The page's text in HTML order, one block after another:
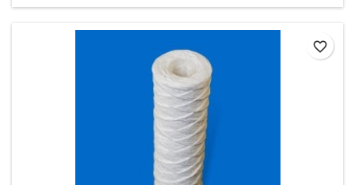
favorite_border